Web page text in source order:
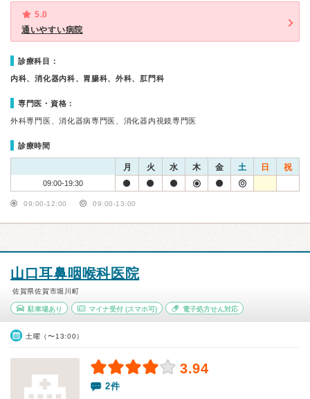
5.0
通いやすい病院
診療科目：
内科、消化器内科、胃腸科、外科、肛門科
専門医・資格：
外科専門医、消化器病専門医、消化器内視鏡専門医
診療時間
月 火 水 木 金 土 日 祝
09:00-19:30
09:00-12:00 09:00-13:00
山口耳鼻咽喉科医院
佐賀県佐賀市堀川町
駐車場あり マイナ受付(スマホ可) 電子処方せん対応
土曜（〜13:00）
3.94
2件